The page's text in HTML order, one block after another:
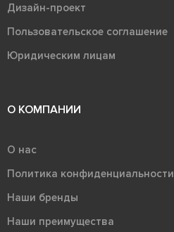
Дизайн-проект
Пользовательское соглашение
Юридическим лицам
О КОМПАНИИ
О нас
Политика конфиденциальности
Наши бренды
Наши преимущества